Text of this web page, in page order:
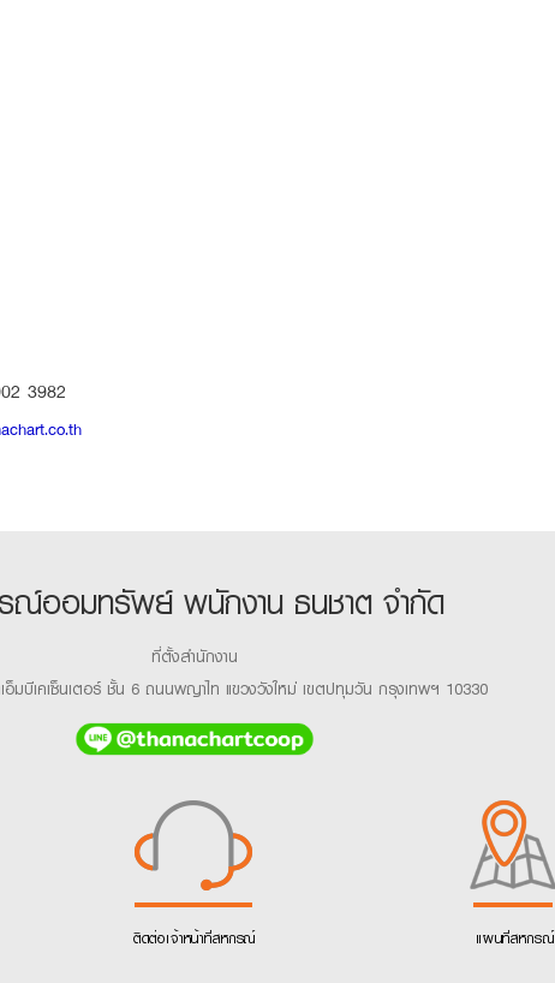
3982
ณ์ออมทรัพย์ พนักงาน ธนชาต จำกัด
ที่ตั้งสำนักงาน
อ็มบีเคเซ็นเตอร์ ชั้น 6 ถนนพญาไท แขวงวังใหม่ เขตปทุมวัน กรุงเทพฯ 10330
ติดต่อเจ้าหน้าที่สหกรณ์ แผนที่สหกรณ์